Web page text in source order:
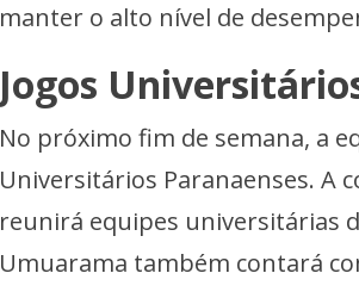
manter o alto nível de
Jogos
No próximo fim de semana, a
Universitários Paranaenses. A
reunirá equipes universitárias
Umuarama também contará